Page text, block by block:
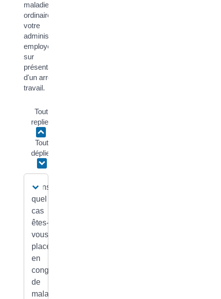
maladie
ordinaire par
votre
administration
employeur
sur
présentation
d'un arrêt de
travail.
Tout
replier
Tout
déplier
Dans
quel
cas
êtes-
vous
placé
en
congé
de
maladie ?